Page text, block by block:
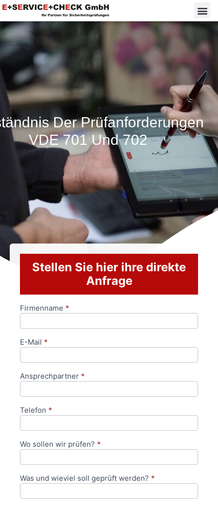
Der Prüfanforderungen
VDE 701 Und 702
Stellen Sie hier ihre direkte
Anfrage
Anfrageformular
Firmenname *
E-Mail *
Ansprechpartner *
Telefon *
Wo sollen wir prüfen? *
Was und wieviel soll geprüft werden? *